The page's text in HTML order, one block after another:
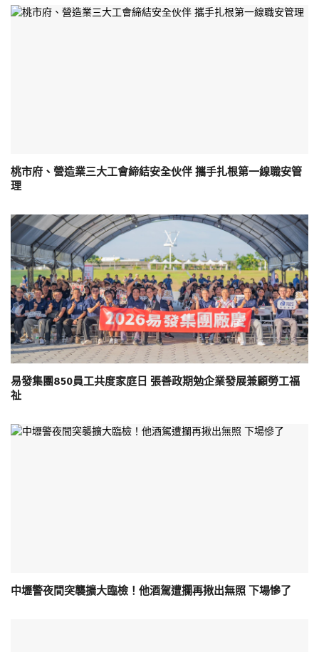
桃市府、營造業三大工會締結安全伙伴 攜手扎根第一線職安管
理
易發集團850員工共度家庭日 張善政期勉企業發展兼顧勞工福
祉
中壢警夜間突襲擴大臨檢！他酒駕遭攔再揪出無照 下場慘了